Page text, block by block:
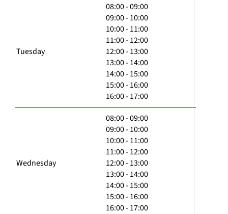
Tuesday
08:00 - 09:00
09:00 - 10:00
10:00 - 11:00
11:00 - 12:00
12:00 - 13:00
13:00 - 14:00
14:00 - 15:00
15:00 - 16:00
16:00 - 17:00
Wednesday
08:00 - 09:00
09:00 - 10:00
10:00 - 11:00
11:00 - 12:00
12:00 - 13:00
13:00 - 14:00
14:00 - 15:00
15:00 - 16:00
16:00 - 17:00